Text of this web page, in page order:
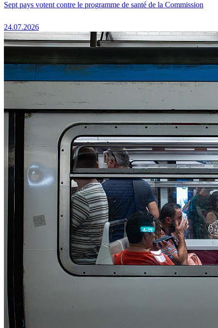
Sept pays votent contre le programme de santé de la Commission
24.07.2026